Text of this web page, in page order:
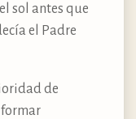
sol antes que
el Padre
de
formar